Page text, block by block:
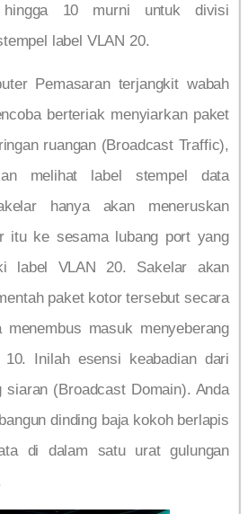
10 murni untuk divisi
label VLAN 20.
Pemasaran terjangkit wabah
berteriak menyiarkan paket
ruangan (Broadcast Traffic),
melihat label stempel data
hanya akan meneruskan
itu ke sesama lubang port yang
label VLAN 20. Sakelar akan
paket kotor tersebut secara
masuk menyeberang
Inilah esensi keabadian dari
siaran (Broadcast Domain). Anda
dinding baja kokoh berlapis
di dalam satu urat gulungan